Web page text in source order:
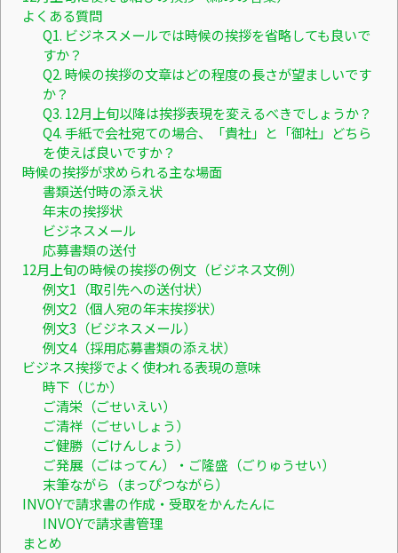
よくある質問
Q1. ビジネスメールでは時候の挨拶を省略しても良いで
すか？
Q2. 時候の挨拶の文章はどの程度の長さが望ましいです
か？
Q3. 12月上旬以降は挨拶表現を変えるべきでしょうか？
Q4. 手紙で会社宛ての場合、「貴社」と「御社」どちら
を使えば良いですか？
時候の挨拶が求められる主な場面
書類送付時の添え状
年末の挨拶状
ビジネスメール
応募書類の送付
12月上旬の時候の挨拶の例文（ビジネス文例）
例文1（取引先への送付状）
例文2（個人宛の年末挨拶状）
例文3（ビジネスメール）
例文4（採用応募書類の添え状）
ビジネス挨拶でよく使われる表現の意味
時下（じか）
ご清栄（ごせいえい）
ご清祥（ごせいしょう）
ご健勝（ごけんしょう）
ご発展（ごはってん）・ご隆盛（ごりゅうせい）
末筆ながら（まっぴつながら）
INVOYで請求書の作成・受取をかんたんに
INVOYで請求書管理
まとめ